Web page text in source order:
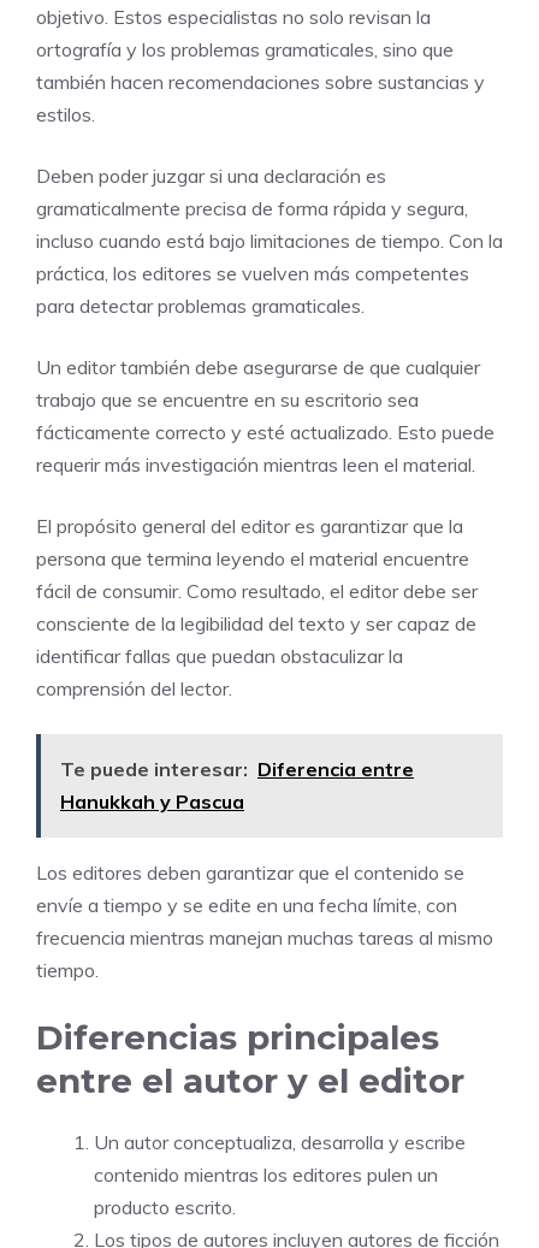
objetivo. Estos especialistas no solo revisan la
ortografía y los problemas gramaticales, sino que
también hacen recomendaciones sobre sustancias y
estilos.
Deben poder juzgar si una declaración es
gramaticalmente precisa de forma rápida y segura,
incluso cuando está bajo limitaciones de tiempo. Con la
práctica, los editores se vuelven más competentes
para detectar problemas gramaticales.
Un editor también debe asegurarse de que cualquier
trabajo que se encuentre en su escritorio sea
fácticamente correcto y esté actualizado. Esto puede
requerir más investigación mientras leen el material.
El propósito general del editor es garantizar que la
persona que termina leyendo el material encuentre
fácil de consumir. Como resultado, el editor debe ser
consciente de la legibilidad del texto y ser capaz de
identificar fallas que puedan obstaculizar la
comprensión del lector.
Te puede interesar: Diferencia entre
Hanukkah y Pascua
Los editores deben garantizar que el contenido se
envíe a tiempo y se edite en una fecha límite, con
frecuencia mientras manejan muchas tareas al mismo
tiempo.
Diferencias principales
entre el autor y el editor
Un autor conceptualiza, desarrolla y escribe
contenido mientras los editores pulen un
producto escrito.
Los tipos de autores incluyen autores de ficción